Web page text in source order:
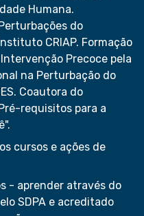
Humana.
do
CRIAP. Formação
Precoce pela
na Perturbação do
Coautora do
requisitos para a
cursos e ações de
- aprender através do
SDPA e acreditado